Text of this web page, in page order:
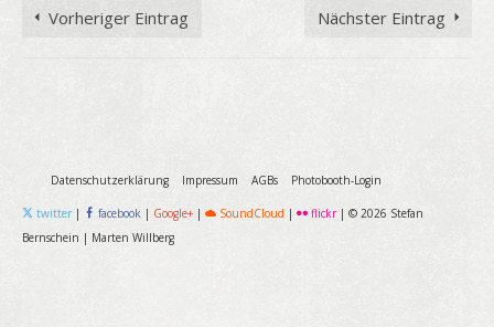
Vorheriger Eintrag Nächster Eintrag
Datenschutzerklärung Impressum AGBs Photobooth-Login
twitter | facebook | Google+ | SoundCloud | flickr| © 2026 Stefan
Bernschein | Marten Willberg